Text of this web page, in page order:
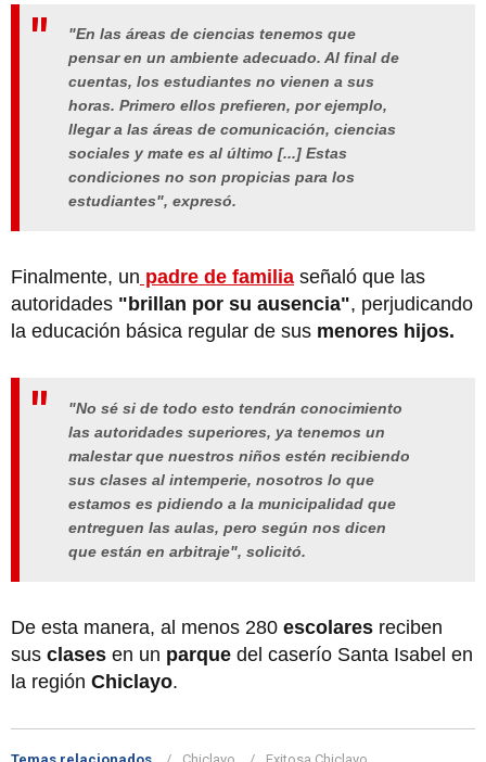
"En las áreas de ciencias tenemos que
pensar en un ambiente adecuado. Al final de
cuentas, los estudiantes no vienen a sus
horas. Primero ellos prefieren, por ejemplo,
llegar a las áreas de comunicación, ciencias
sociales y mate es al último [...] Estas
condiciones no son propicias para los
estudiantes", expresó.
Finalmente, un padre de familia señaló que las
autoridades "brillan por su ausencia", perjudicando
la educación básica regular de sus menores hijos.
"No sé si de todo esto tendrán conocimiento
las autoridades superiores, ya tenemos un
malestar que nuestros niños estén recibiendo
sus clases al intemperie, nosotros lo que
estamos es pidiendo a la municipalidad que
entreguen las aulas, pero según nos dicen
que están en arbitraje", solicitó.
De esta manera, al menos 280 escolares reciben
sus clases en un parque del caserío Santa Isabel en
la región Chiclayo.